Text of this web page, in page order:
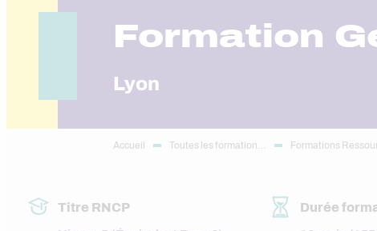
Formation
Lyon
Accueil Toutes les formation… Formations
Titre RNCP Durée